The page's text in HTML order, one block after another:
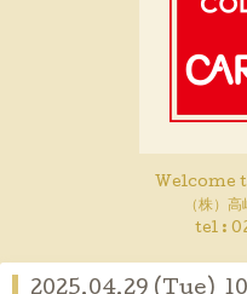
Welcome
（株）
tel :
2025.04.29 (Tue)